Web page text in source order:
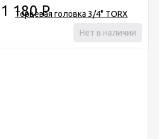
1 180Р
Нет в наличии